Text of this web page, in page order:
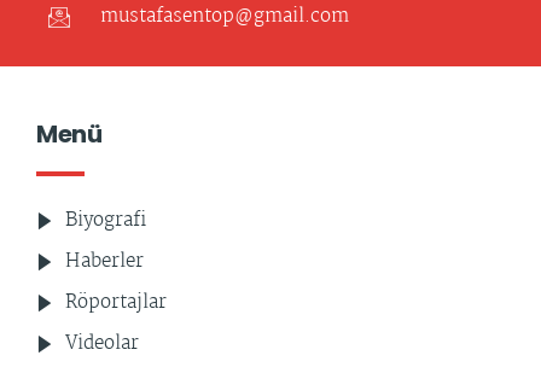
mustafasentop@gmail.com
Menü
Biyografi
Haberler
Röportajlar
Videolar